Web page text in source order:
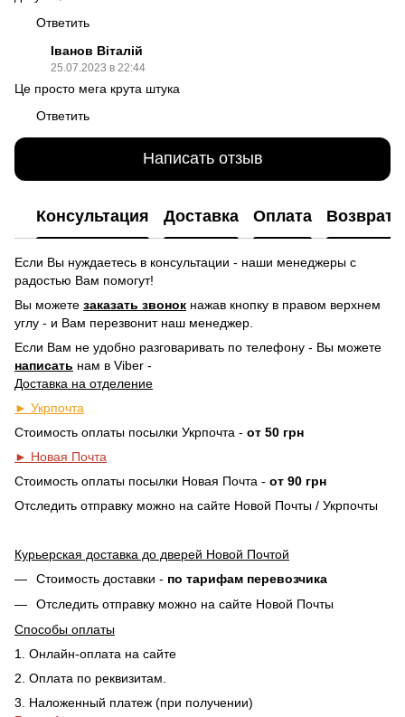
Ответить
Іванов Віталій
25.07.2023 в 22:44
Це просто мега крута штука
Ответить
Написать отзыв
Консультация Доставка Оплата Возврат
Если Вы нуждаетесь в консультации - наши менеджеры с
радостью Вам помогут!
Вы можете заказать звонок нажав кнопку в правом верхнем
углу - и Вам перезвонит наш менеджер.
Если Вам не удобно разговаривать по телефону - Вы можете
написать нам в Viber -
Доставка на отделение
► Укрпочта
Стоимость оплаты посылки Укрпочта - от 50 грн
► Новая Почта
Стоимость оплаты посылки Новая Почта - от 90 грн
Отследить отправку можно на сайте Новой Почты / Укрпочты
Курьерская доставка до дверей Новой Почтой
Стоимость доставки - по тарифам перевозчика
Отследить отправку можно на сайте Новой Почты
Способы оплаты
1. Онлайн-оплата на сайте
2. Оплата по реквизитам.
3. Наложенный платеж (при получении)